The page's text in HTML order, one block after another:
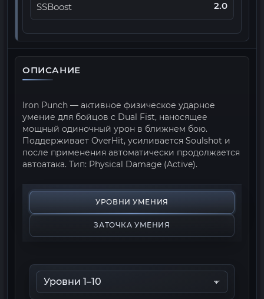
SSBoost 2.0
ОПИСАНИЕ
Iron Punch — активное физическое ударное
умение для бойцов с Dual Fist, наносящее
мощный одиночный урон в ближнем бою.
Поддерживает OverHit, усиливается Soulshot и
после применения автоматически продолжается
автоатака. Тип: Physical Damage (Active).
УРОВНИ УМЕНИЯ
ЗАТОЧКА УМЕНИЯ